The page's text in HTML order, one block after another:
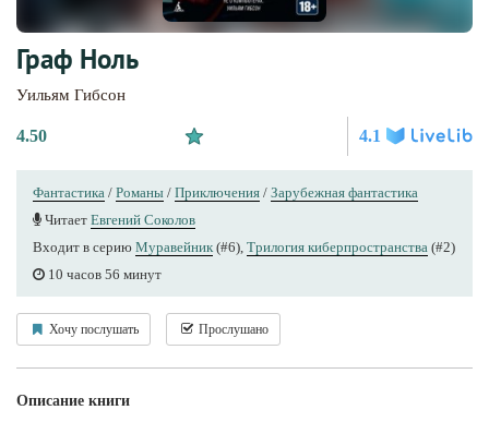
Граф Ноль
Уильям Гибсон
4.50 4.1
Фантастика / Романы / Приключения / Зарубежная фантастика
Читает Евгений Соколов
Входит в серию Муравейник (#6), Трилогия киберпространства (#2)
10 часов 56 минут
Хочу послушать Прослушано
Описание книги